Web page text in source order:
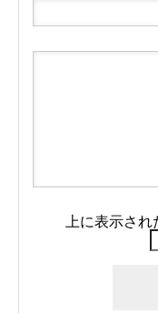
上に表示さ